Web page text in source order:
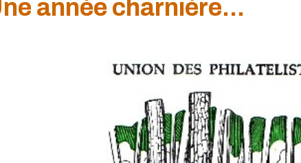
année charnière...